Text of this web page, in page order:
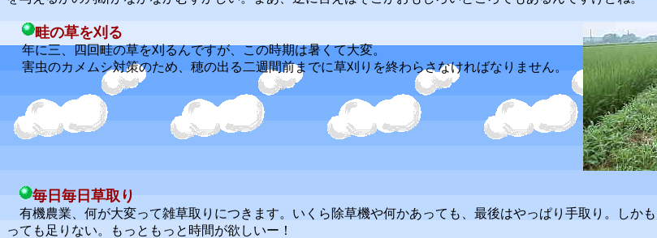
畦の草を刈る
年に三、四回畦の草を刈るんですが、この時期は暑くて大変。
害虫のカメムシ対策のため、穂の出る二週間前までに草刈りを終わらさなければなりません。
毎日毎日草取り
有機農業、何が大変って雑草取りにつきます。いくら除草機や何かあっても、最後はやっぱり手取り。しか
っても足りない。もっともっと時間が欲しいー！